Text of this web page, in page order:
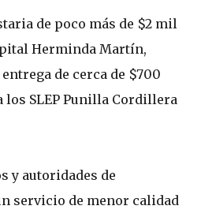
de poco más de $2 mil
Herminda Martín,
de cerca de $700
SLEP Punilla Cordillera
y autoridades de
servicio de menor calidad